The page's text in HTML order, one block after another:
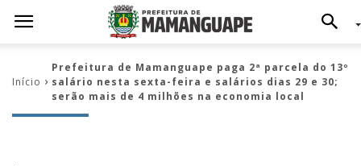
Início
Prefeitura de Mamanguape paga 2ª parcela do 13º
salário nesta sexta-feira e salários dias 29 e 30;
serão mais de 4 milhões na economia local